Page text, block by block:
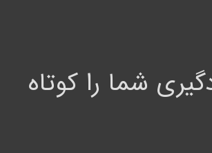
شما را کوتاه